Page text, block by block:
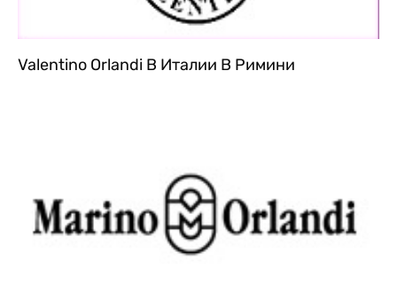
Valentino Orlandi В Италии В Римини